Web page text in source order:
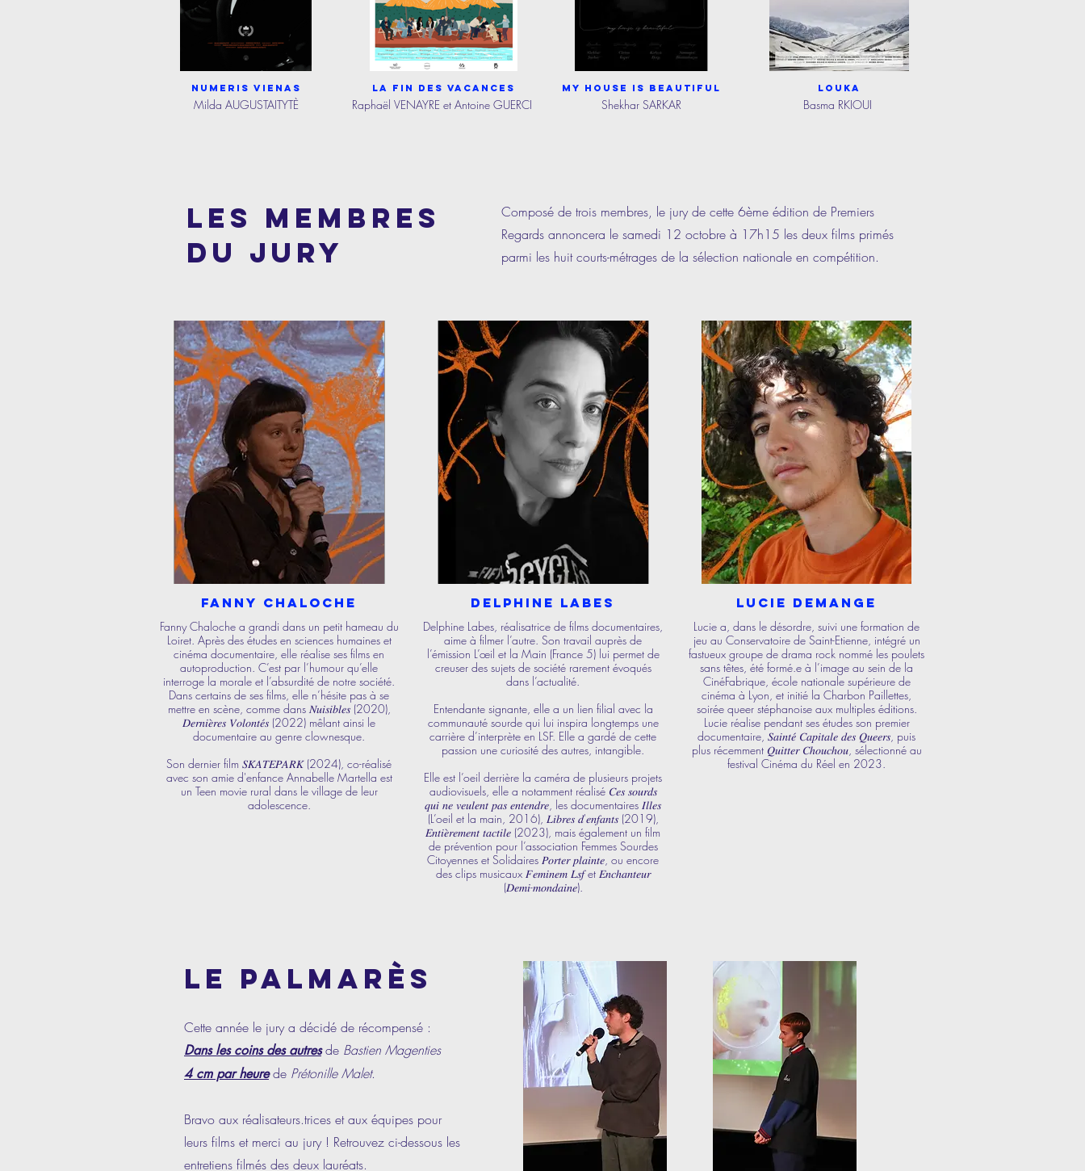
Numeris Vienas
Milda AUGUSTAITYTÈ
La fin des vacances
Raphaël VENAYRE et Antoine GUERCI
My house is beautiful
Shekhar SARKAR
Louka
Basma RKIOUI
LES MEMBRES
DU JURY
Composé de trois membres, le jury de cette 6ème édition de Premiers
Regards annoncera le samedi 12 octobre à 17h15 les deux films primés
parmi les huit courts-métrages de la sélection nationale en compétition.
Fanny Chaloche
Fanny Chaloche a grandi dans un petit hameau du
Loiret. Après des études en sciences humaines et
cinéma documentaire, elle réalise ses films en
autoproduction. C’est par l’humour qu’elle
interroge la morale et l’absurdité de notre société.
Dans certains de ses films, elle n’hésite pas à se
mettre en scène, comme dans 𝑁𝑢𝑖𝑠𝑖𝑏𝑙𝑒𝑠 (2020),
𝐷𝑒𝑟𝑛𝑖𝑒̀𝑟𝑒𝑠 𝑉𝑜𝑙𝑜𝑛𝑡𝑒́𝑠 (2022) mêlant ainsi le
documentaire au genre clownesque.
Son dernier film 𝑆𝐾𝐴𝑇𝐸𝑃𝐴𝑅𝐾 (2024), co-réalisé
avec son amie d'enfance Annabelle Martella est
un Teen movie rural dans le village de leur
adolescence.
Delphine Labes
Delphine Labes, réalisatrice de films documentaires,
aime à filmer l’autre. Son travail auprès de
l’émission L’œil et la Main (France 5) lui permet de
creuser des sujets de société rarement évoqués
dans l’actualité.
Entendante signante, elle a un lien filial avec la
communauté sourde qui lui inspira longtemps une
carrière d’interprète en LSF. Elle a gardé de cette
passion une curiosité des autres, intangible.
Elle est l’oeil derrière la caméra de plusieurs projets
audiovisuels, elle a notamment réalisé 𝐶𝑒𝑠 𝑠𝑜𝑢𝑟𝑑𝑠
𝑞𝑢𝑖 𝑛𝑒 𝑣𝑒𝑢𝑙𝑒𝑛𝑡 𝑝𝑎𝑠 𝑒𝑛𝑡𝑒𝑛𝑑𝑟𝑒, les documentaires 𝐼𝑙𝑙𝑒𝑠
(L’oeil et la main, 2016), 𝐿𝑖𝑏𝑟𝑒𝑠 𝑑'𝑒𝑛𝑓𝑎𝑛𝑡𝑠 (2019),
𝐸𝑛𝑡𝑖𝑒̀𝑟𝑒𝑚𝑒𝑛𝑡 𝑡𝑎𝑐𝑡𝑖𝑙𝑒 (2023), mais également un film
de prévention pour l’association Femmes Sourdes
Citoyennes et Solidaires 𝑃𝑜𝑟𝑡𝑒𝑟 𝑝𝑙𝑎𝑖𝑛𝑡𝑒, ou encore
des clips musicaux 𝐹𝑒𝑚𝑖𝑛𝑒𝑚 𝐿𝑠𝑓 et 𝐸𝑛𝑐ℎ𝑎𝑛𝑡𝑒𝑢𝑟
(𝐷𝑒𝑚𝑖-𝑚𝑜𝑛𝑑𝑎𝑖𝑛𝑒).
Lucie Demange
Lucie a, dans le désordre, suivi une formation de
jeu au Conservatoire de Saint-Etienne, intégré un
fastueux groupe de drama rock nommé les poulets
sans têtes, été formé.e à l’image au sein de la
CinéFabrique, école nationale supérieure de
cinéma à Lyon, et initié la Charbon Paillettes,
soirée queer stéphanoise aux multiples éditions.
Lucie réalise pendant ses études son premier
documentaire, 𝑆𝑎𝑖𝑛𝑡𝑒́ 𝐶𝑎𝑝𝑖𝑡𝑎𝑙𝑒 𝑑𝑒𝑠 𝑄𝑢𝑒𝑒𝑟𝑠, puis
plus récemment 𝑄𝑢𝑖𝑡𝑡𝑒𝑟 𝐶ℎ𝑜𝑢𝑐ℎ𝑜𝑢, sélectionné au
festival Cinéma du Réel en 2023.
LE PALMARÈS
Cette année le jury a décidé de récompensé :
Dans les coins des autresde Bastien Magenties
4 cm par heurede Prétonille Malet.
Bravo aux réalisateurs.trices et aux équipes pour
leurs films et merci au jury ! Retrouvez ci-dessous les
entretiens filmés des deux lauréats.